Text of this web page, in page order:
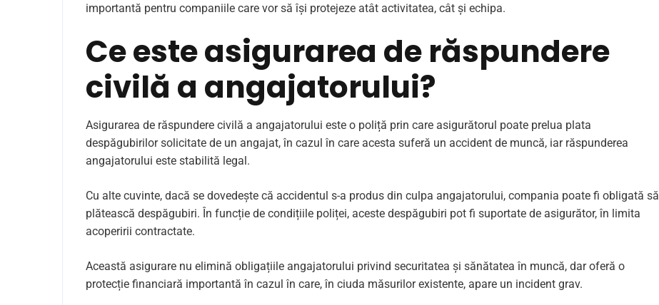
importantă pentru companiile care vor să își protejeze atât activitatea, cât și echipa.
Ce este asigurarea de răspundere
civilă a angajatorului?
Asigurarea de răspundere civilă a angajatorului este o poliță prin care asigurătorul poate prelua plata
despăgubirilor solicitate de un angajat, în cazul în care acesta suferă un accident de muncă, iar răspunderea
angajatorului este stabilită legal.
Cu alte cuvinte, dacă se dovedește că accidentul s-a produs din culpa angajatorului, compania poate fi obligată să
plătească despăgubiri. În funcție de condițiile poliței, aceste despăgubiri pot fi suportate de asigurător, în limita
acoperirii contractate.
Această asigurare nu elimină obligațiile angajatorului privind securitatea și sănătatea în muncă, dar oferă o
protecție financiară importantă în cazul în care, în ciuda măsurilor existente, apare un incident grav.